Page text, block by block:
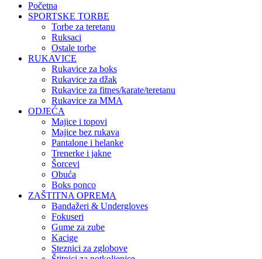
Početna
SPORTSKE TORBE
Torbe za teretanu
Ruksaci
Ostale torbe
RUKAVICE
Rukavice za boks
Rukavice za džak
Rukavice za fitnes/karate/teretanu
Rukavice za MMA
ODJEĆA
Majice i topovi
Majice bez rukava
Pantalone i helanke
Trenerke i jakne
Šorcevi
Obuća
Boks ponco
ZAŠTITNA OPREMA
Bandažeri & Undergloves
Fokuseri
Gume za zube
Kacige
Steznici za zglobove